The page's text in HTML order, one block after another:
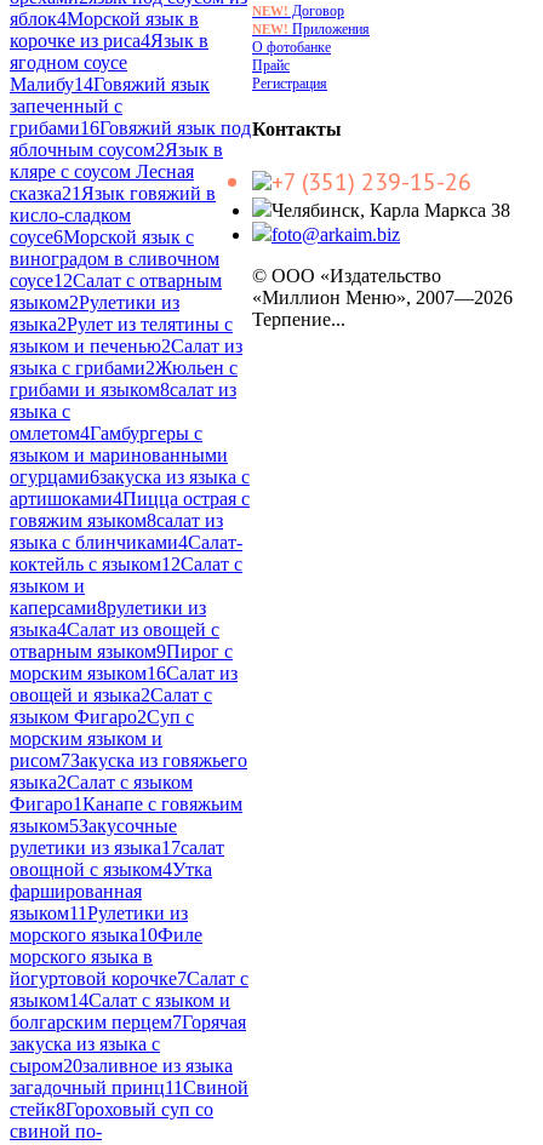
яблок4Морской язык в
корочке из риса4Язык в
ягодном соусе
Малибу14Говяжий язык
запеченный с
грибами16Говяжий язык под
яблочным соусом2Язык в
кляре с соусом Лесная
сказка21 Язык говяжий в
кисло-сладком
соусе6Морской язык с
виноградом в сливочном
соусе12Салат с отварным
языком2Рулетики из
языка2Рулет из телятины с
языком и печенью2Салат из
языка с грибами2Жюльен с
грибами и языком8салат из
языка с
омлетом4Гамбургеры с
языком и маринованными
огурцами6закуска из языка с
артишоками4Пицца острая с
говяжим языком8салат из
языка с блинчиками4Салат-
коктейль с языком12Салат с
языком и
каперсами8рулетики из
языка4Салат из овощей с
отварным языком9Пирог с
морским языком16Салат из
овощей и языка2Салат с
языком Фигаро2Суп с
морским языком и
рисом7Закуска из говяжьего
языка2Салат с языком
Фигаро1Канапе с говяжьим
языком5Закусочные
рулетики из языка17салат
овощной с языком4Утка
фаршированная
языком11Рулетики из
морского языка10Филе
морского языка в
йогуртовой корочке7Салат с
языком14Салат с языком и
болгарским перцем7Горячая
закуска из языка с
сыром20заливное из языка
загадочный принц11Свиной
стейк8Гороховый суп со
свиной по-
NEW! Договор
NEW! Приложения
О фотобанке
Прайс
Регистрация
Контакты
+7 (351) 239-15-26
Челябинск, Карла Маркса 38
foto@arkaim.biz
© ООО «Издательство
«Миллион Меню», 2007—2026
Терпение...